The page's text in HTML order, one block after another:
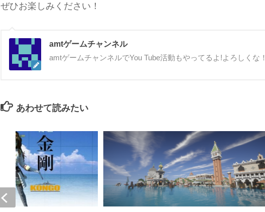
ぜひお楽しみください！
amtゲームチャンネル
amtゲームチャンネルでYou Tube活動もやってるよ!よろしくな！
あわせて読みたい